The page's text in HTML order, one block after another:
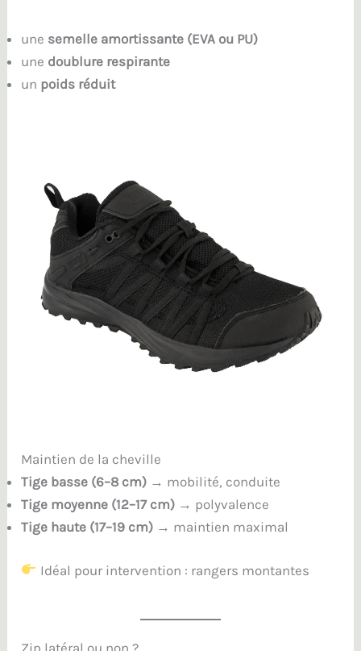
une semelle amortissante (EVA ou PU)
une doublure respirante
un poids réduit
Maintien de la cheville
Tige basse (6–8 cm) → mobilité, conduite
Tige moyenne (12–17 cm) → polyvalence
Tige haute (17–19 cm) → maintien maximal
Idéal pour intervention : rangers montantes
Zip latéral ou non ?